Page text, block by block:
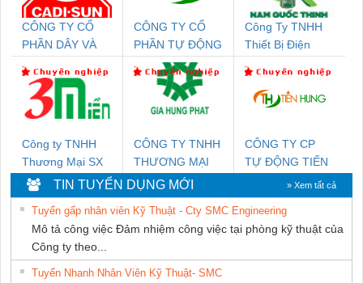
CÔNG TY CỔ
PHẦN DÂY VÀ
THƯỢNG ĐÌNH
CÔNG TY CỔ
PHẦN TỰ ĐỘNG
TIẾN HƯNG
Công Ty TNHH
Thiết Bị Điện
Công ty TNHH
Thương Mại SX
Ba Miền
CÔNG TY TNHH
THƯƠNG MẠI
DỊCH VỤ KỸ
THUẬT ĐIỆN CƠ
GIA HƯNG
PHÁT
CÔNG TY CP
TỰ ĐỘNG TIẾN
TIN TUYỂN DỤNG MỚI » Xem tất cả
Tuyển gấp nhân viên Kỹ Thuật - Cty SMC Engineering
Mô tả công việc Đảm nhiệm công việc tại phòng kỹ thuật của
Công ty theo...
Tuyển Nhanh Nhân Viên Kỹ Thuật- SMC